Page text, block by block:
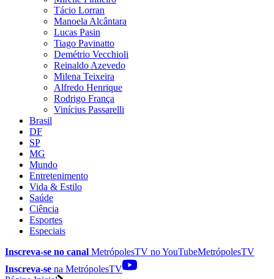
Tácio Lorran
Manoela Alcântara
Lucas Pasin
Tiago Pavinatto
Demétrio Vecchioli
Reinaldo Azevedo
Milena Teixeira
Alfredo Henrique
Rodrigo França
Vinícius Passarelli
Brasil
DF
SP
MG
Mundo
Entretenimento
Vida & Estilo
Saúde
Ciência
Esportes
Especiais
Inscreva-se no canal MetrópolesTV noYouTubeMetrópolesTV
Inscreva-se na MetrópolesTV